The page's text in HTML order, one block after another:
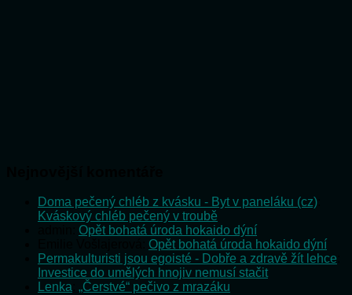
Doma pečený chléb z kvásku - Byt v paneláku (cz)
Kváskový chléb pečený v troubě
Opět bohatá úroda hokaido dýní
Opět bohatá úroda hokaido dýní
Permakulturisti jsou egoisté - Dobře a zdravě žít lehce
Investice do umělých hnojiv nemusí stačit
Lenka „Čerstvé“ pečivo z mrazáku